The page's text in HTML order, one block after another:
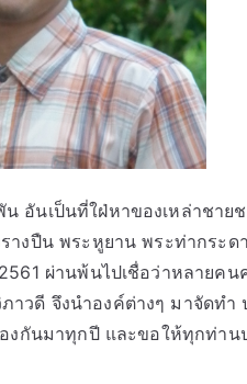
อันเป็นที่ใฝ่หาของเหล่าชาย
างปืน พระหูยาน พระท่ากระ
ผ่านพ้นไปเชื่อว่าหลายคน
ดี จึงนำองค์ต่างๆ มาจัดทำ
งกันมาทุกปี และขอให้ทุกท่า